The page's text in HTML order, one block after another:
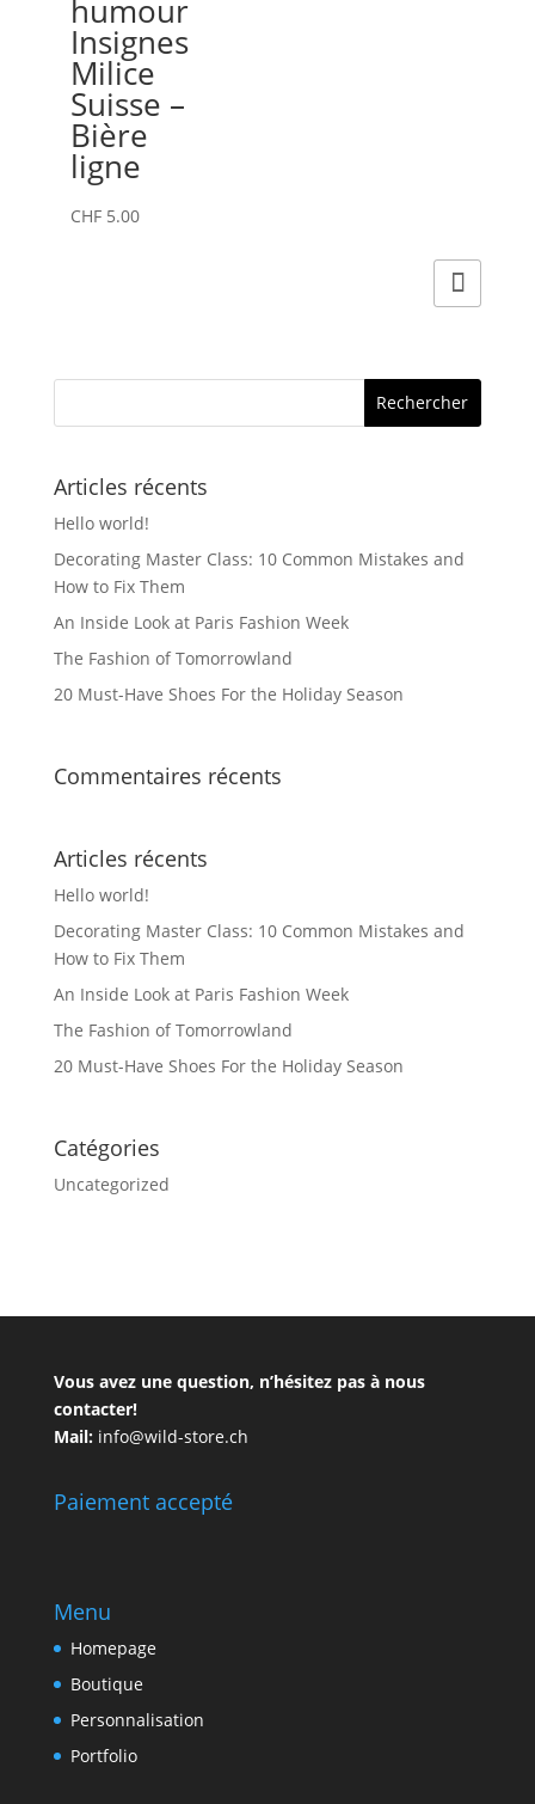
humour
Insignes
Milice
Suisse –
Bière
ligne
CHF5.00
Articles récents
Hello world!
Decorating Master Class: 10 Common Mistakes and
How to Fix Them
An Inside Look at Paris Fashion Week
The Fashion of Tomorrowland
20 Must-Have Shoes For the Holiday Season
Commentaires récents
Articles récents
Hello world!
Decorating Master Class: 10 Common Mistakes and
How to Fix Them
An Inside Look at Paris Fashion Week
The Fashion of Tomorrowland
20 Must-Have Shoes For the Holiday Season
Catégories
Uncategorized
Vous avez une question, n’hésitez pas à nous
contacter!
Mail:info@wild-store.ch
Paiement accepté
Menu
Homepage
Boutique
Personnalisation
Portfolio